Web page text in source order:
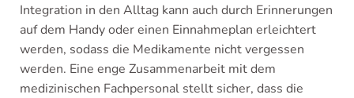
Integration in den Alltag kann auch durch Erinnerungen
auf dem Handy oder einen Einnahmeplan erleichtert
werden, sodass die Medikamente nicht vergessen
werden. Eine enge Zusammenarbeit mit dem
medizinischen Fachpersonal stellt sicher, dass die